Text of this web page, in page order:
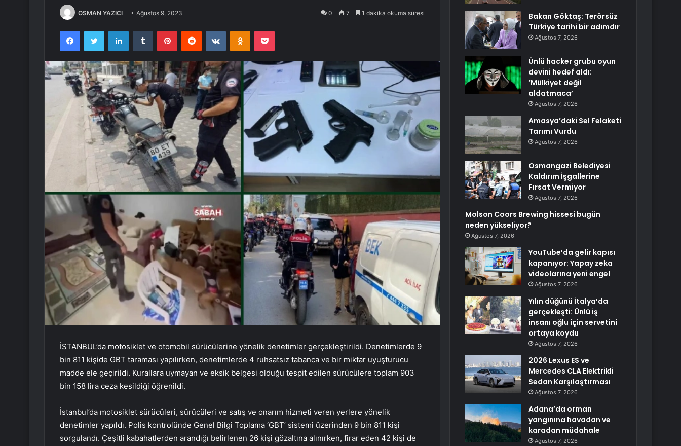
OSMAN YAZICI Ağustos 9, 2023 0 7 1 dakika okuma süresi
FacebookTwitter LinkedInTumblr PinterestReddit VKontakteOdnoklassniki
Pocket
İSTANBUL’da motosiklet ve otomobil sürücülerine yönelik denetimler gerçekleştirildi. Denetimlerde 9
bin 811 kişide GBT taraması yapılırken, denetimlerde 4 ruhsatsız tabanca ve bir miktar uyuşturucu
madde ele geçirildi. Kurallara uymayan ve eksik belgesi olduğu tespit edilen sürücülere toplam 903
bin 158 lira ceza kesildiği öğrenildi.
İstanbul’da motosiklet sürücüleri, sürücüleri ve satış ve onarım hizmeti veren yerlere yönelik
denetimler yapıldı. Polis kontrolünde Genel Bilgi Toplama ‘GBT’ sistemi üzerinden 9 bin 811 kişi
sorgulandı. Çeşitli kabahatlerden arandığı belirlenen 26 kişi gözaltına alınırken, firar eden 42 kişi de
Bakan Göktaş: Terörsüz
Türkiye tarihi bir adımdır
Ağustos 7, 2026
Ünlü hacker grubu oyun
devini hedef aldı:
‘Mülkiyet değil
aldatmaca’
Ağustos 7, 2026
Amasya’daki Sel Felaketi
Tarımı Vurdu
Ağustos 7, 2026
Osmangazi Belediyesi
Kaldırım İşgallerine
Fırsat Vermiyor
Ağustos 7, 2026
Molson Coors Brewing hissesi bugün
neden yükseliyor?
Ağustos 7, 2026
YouTube’da gelir kapısı
kapanıyor: Yapay zeka
videolarına yeni engel
Ağustos 7, 2026
Yılın düğünü İtalya’da
gerçekleşti: Ünlü iş
insanı oğlu için servetini
ortaya koydu
Ağustos 7, 2026
2026 Lexus ES ve
Mercedes CLA Elektrikli
Sedan Karşılaştırması
Ağustos 7, 2026
Adana’da orman
yangınına havadan ve
karadan müdahale
Ağustos 7, 2026